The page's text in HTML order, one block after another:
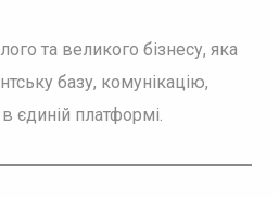
та великого бізнесу, яка
базу, комунікацію,
єдиній платформі.